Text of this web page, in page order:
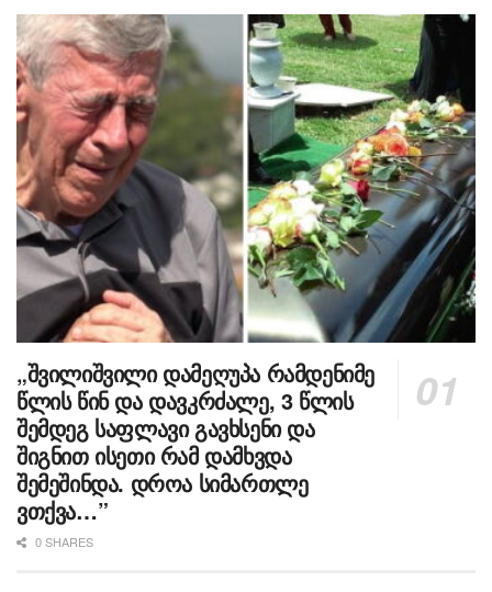
„შვილიშვილი დამეღუპა რამდენიმე
წლის წინ და დავკრძალე, 3 წლის
შემდეგ საფლავი გავხსენი და
შიგნით ისეთი რამ დამხვდა
შემეშინდა. დროა სიმართლე
ვთქვა…”
0 SHARES